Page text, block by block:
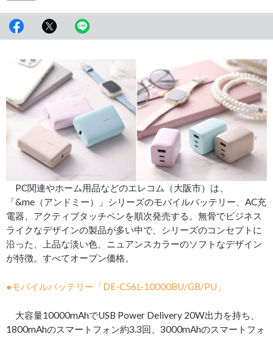
PC関連やホーム用品などのエレコム（大阪市）は、
「&me（アンドミー）」シリーズのモバイルバッテリー、AC充
電器、アクティブタッチペンを順次発売する。無骨でビジネス
ライクなデザインの製品が多い中で、シリーズのコンセプトに
沿った、上品な淡い色、ニュアンスカラーのソフトなデザイン
が特徴。すべてオープン価格。
●モバイルバッテリー「DE-C56L-10000BU/GB/PU」
大容量10000mAhでUSB Power Delivery 20W出力を持ち、
1800mAhのスマートフォン約3.3回、3000mAhのスマートフォ